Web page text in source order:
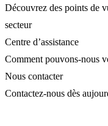
Découvrez des points de
secteur
Centre d’assistance
Comment pouvons-nous
Nous contacter
Contactez-nous dès